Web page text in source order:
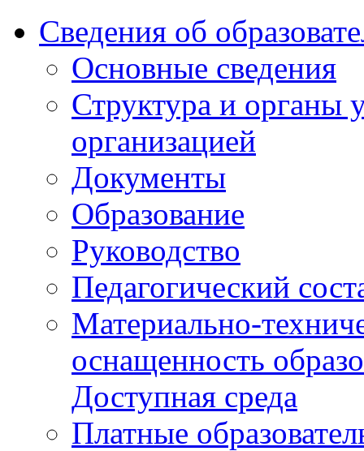
Сведения об
Основные сведения
Структура и органы
организацией
Документы
Образование
Руководство
Педагогический
Материально-
оснащенность
Доступная среда
Платные